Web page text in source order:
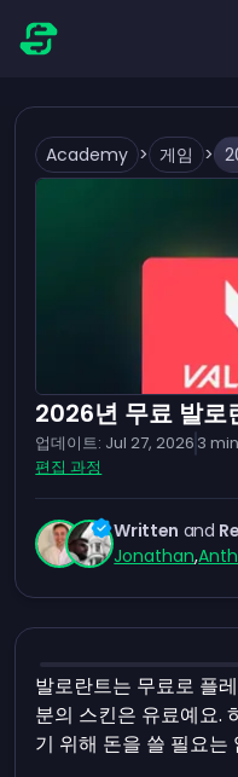
Academy > 게임 >
2026년 무료 발로
업데이트: Jul 27, 2026 3
편집 과정
Written and
Jonathan,
발로란트는 무료로 플
분의 스킨은 유료예요.
기 위해 돈을 쓸 필요는